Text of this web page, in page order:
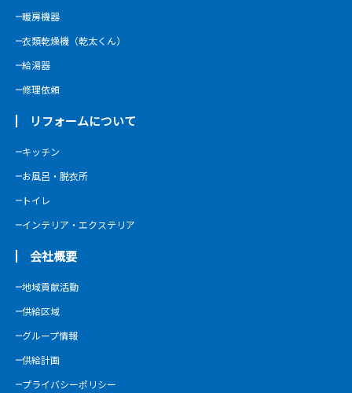
暖房機器
衣類乾燥機（乾太くん）
給湯器
修理依頼
リフォームについて
キッチン
お風呂・脱衣所
トイレ
インテリア・エクステリア
会社概要
地域貢献活動
供給区域
グループ情報
供給計画
プライバシーポリシー